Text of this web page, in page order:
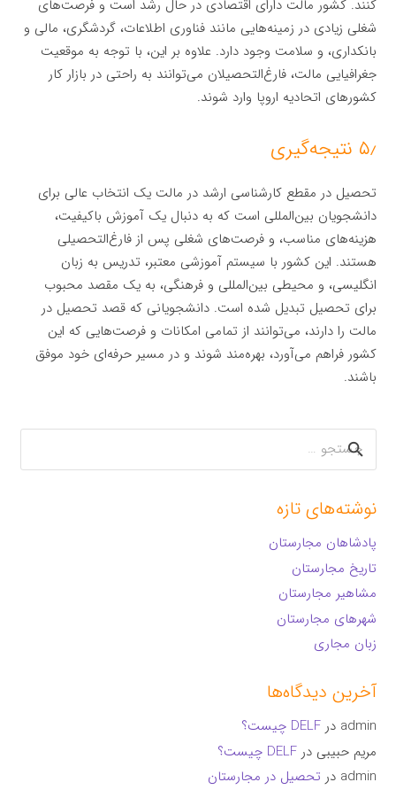
کنند. کشور مالت دارای اقتصادی در حال رشد است و فرصت‌های
شغلی زیادی در زمینه‌هایی مانند فناوری اطلاعات، گردشگری، مالی و
بانکداری، و سلامت وجود دارد. علاوه بر این، با توجه به موقعیت
جغرافیایی مالت، فارغ‌التحصیلان می‌توانند به راحتی در بازار کار
کشورهای اتحادیه اروپا وارد شوند.
۵٫ نتیجه‌گیری
تحصیل در مقطع کارشناسی ارشد در مالت یک انتخاب عالی برای
دانشجویان بین‌المللی است که به دنبال یک آموزش باکیفیت،
هزینه‌های مناسب، و فرصت‌های شغلی پس از فارغ‌التحصیلی
هستند. این کشور با سیستم آموزشی معتبر، تدریس به زبان
انگلیسی، و محیطی بین‌المللی و فرهنگی، به یک مقصد محبوب
برای تحصیل تبدیل شده است. دانشجویانی که قصد تحصیل در
مالت را دارند، می‌توانند از تمامی امکانات و فرصت‌هایی که این
کشور فراهم می‌آورد، بهره‌مند شوند و در مسیر حرفه‌ای خود موفق
باشند.
جستجو
برای:
نوشته‌های تازه
پادشاهان مجارستان
تاریخ مجارستان
مشاهیر مجارستان
شهرهای مجارستان
زبان مجاری
آخرین دیدگاه‌ها
admin درDELF چیست؟
مریم حبیبی درDELF چیست؟
admin در تحصیل در مجارستان